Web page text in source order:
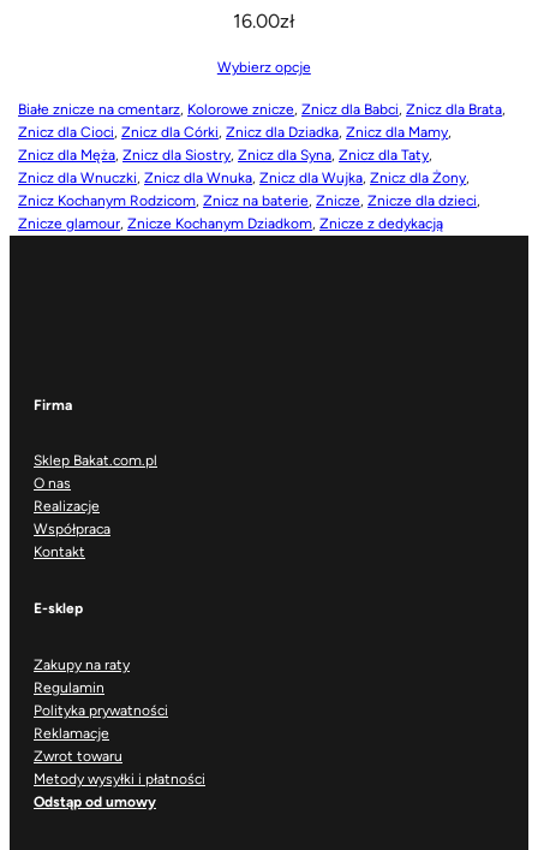
16.00zł
Wybierz opcje
Białe znicze na cmentarz, Kolorowe znicze, Znicz dla Babci, Znicz dla Brata,
Znicz dla Cioci, Znicz dla Córki, Znicz dla Dziadka, Znicz dla Mamy,
Znicz dla Męża, Znicz dla Siostry, Znicz dla Syna, Znicz dla Taty,
Znicz dla Wnuczki, Znicz dla Wnuka, Znicz dla Wujka, Znicz dla Żony,
Znicz Kochanym Rodzicom, Znicz na baterie, Znicze, Znicze dla dzieci,
Znicze glamour, Znicze Kochanym Dziadkom, Znicze z dedykacją
Firma
Sklep Bakat.com.pl
O nas
Realizacje
Współpraca
Kontakt
E-sklep
Zakupy na raty
Regulamin
Polityka prywatności
Reklamacje
Zwrot towaru
Metody wysyłki i płatności
Odstąp od umowy